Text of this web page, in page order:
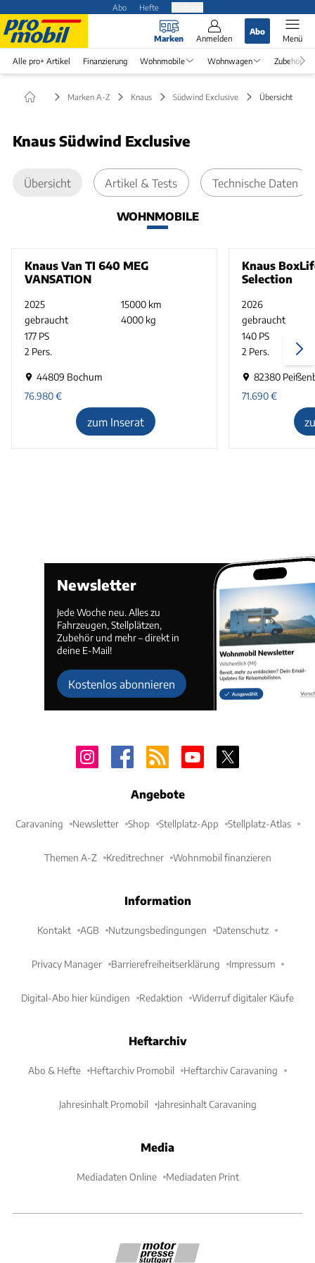
Abo Hefte
Marken Anmelden
Abo
Menü
Alle pro+ Artikel Finanzierung Wohnmobile Wohnwagen Zubehör
Marken A-Z Knaus Südwind Exclusive Übersicht
Knaus Südwind Exclusive
Übersicht Artikel & Tests Technische Daten
WOHNMOBILE
Knaus Van TI 640 MEG
VANSATION
2025
15000 km
gebraucht
4000 kg
177 PS
2 Pers.
44809 Bochum
76.980€
zum Inserat
Knaus
Selection
2026
gebraucht
140 PS
2 Pers.
82380
71.690€
Newsletter
Jede Woche neu. Alles zu
Fahrzeugen, Stellplätzen,
Zubehör und mehr – direkt in
deine E-Mail!
Kostenlos abonnieren
Angebote
Caravaning Newsletter Shop Stellplatz-App Stellplatz-Atlas
Themen A-Z Kreditrechner Wohnmobil finanzieren
Information
Kontakt AGB Nutzungsbedingungen Datenschutz
Privacy Manager Barrierefreiheitserklärung Impressum
Digital-Abo hier kündigen Redaktion Widerruf digitaler Käufe
Heftarchiv
Abo & Hefte Heftarchiv Promobil Heftarchiv Caravaning
Jahresinhalt Promobil Jahresinhalt Caravaning
Media
Mediadaten Online Mediadaten Print